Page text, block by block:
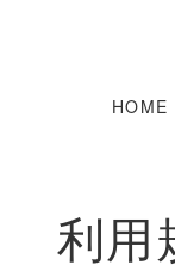
HOME
利用